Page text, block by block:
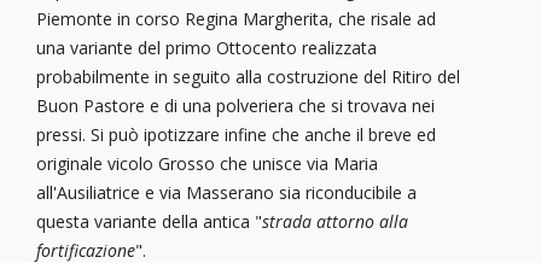
Piemonte in corso Regina Margherita, che risale ad
una variante del primo Ottocento realizzata
probabilmente in seguito alla costruzione del Ritiro del
Buon Pastore e di una polveriera che si trovava nei
pressi. Si può ipotizzare infine che anche il breve ed
originale vicolo Grosso che unisce via Maria
all'Ausiliatrice e via Masserano sia riconducibile a
questa variante della antica "strada attorno alla
fortificazione".